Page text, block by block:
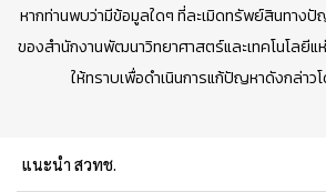
หากท่านพบว่ามีข้อมูลใดๆ ที่ละเมิดทรัพย์สินทาง
ของสำนักงานพัฒนาวิทยาศาสตร์และเทคโนโลยีแ
ให้ทราบเพื่อดำเนินการแก้ปัญหาดังกล่าว
แนะนำ สวทช.